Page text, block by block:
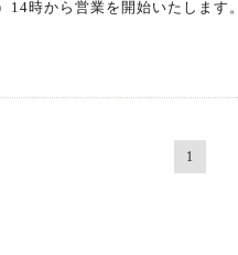
時から営業を開始いたします。
1